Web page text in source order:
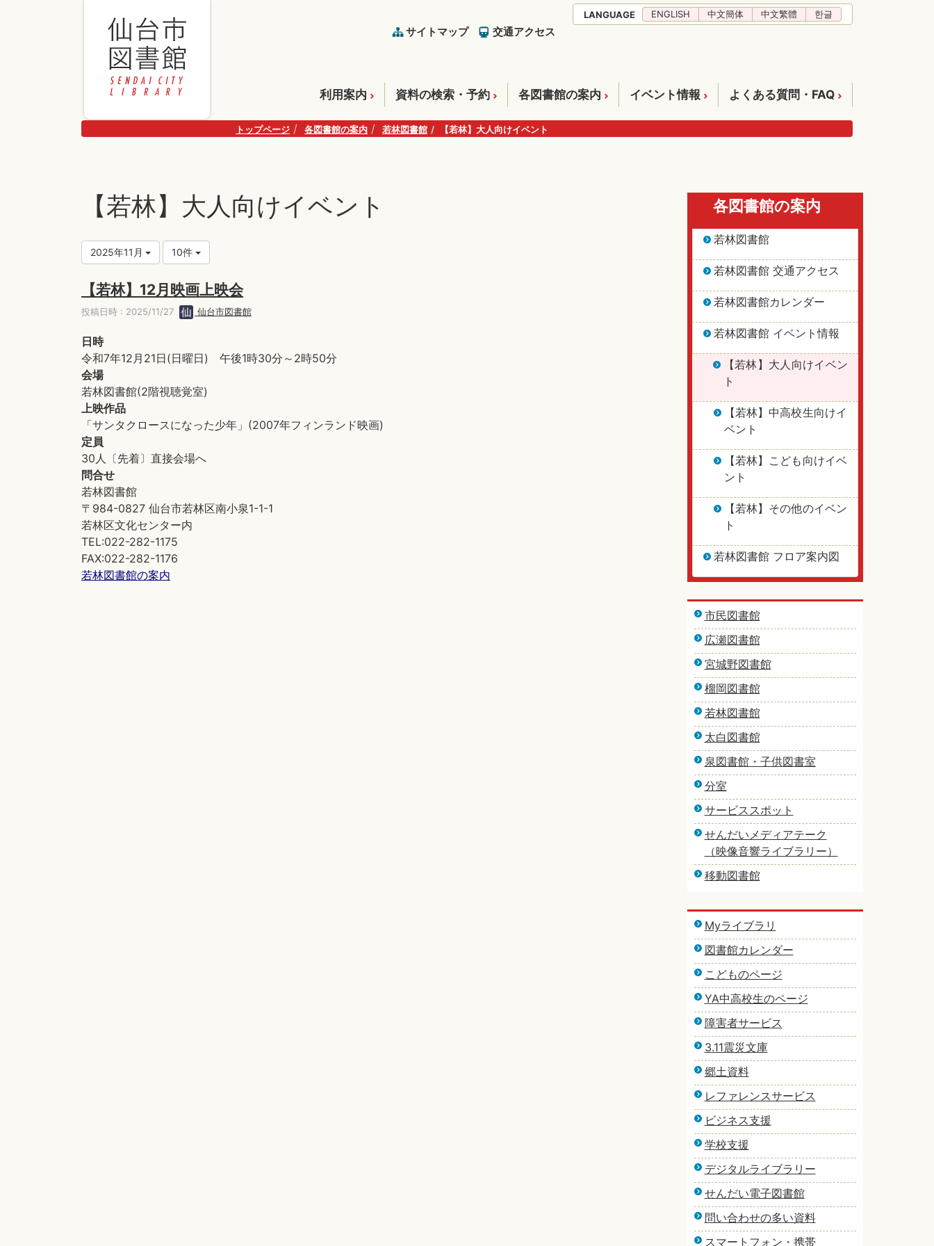
サイトマップ 交通アクセス
LANGUAGE ENGLISH 中文簡体 中文繁體 한글
利用案内 資料の検索・予約 各図書館の案内 イベント情報 よくある質問・FAQ
トップページ 各図書館の案内 若林図書館 【若林】大人向けイベント
【若林】大人向けイベント
2025年11月 10件
【若林】12月映画上映会
投稿日時 : 2025/11/27 仙台市図書館
日時
令和7年12月21日(日曜日) 午後1時30分～2時50分
会場
若林図書館(2階視聴覚室)
上映作品
「サンタクロースになった少年」(2007年フィンランド映画)
定員
30人〔先着〕直接会場へ
問合せ
若林図書館
〒984-0827 仙台市若林区南小泉1-1-1
若林区文化センター内
TEL:022-282-1175
FAX:022-282-1176
若林図書館の案内
各図書館の案内
若林図書館
若林図書館 交通アクセス
若林図書館カレンダー
若林図書館 イベント情報
【若林】大人向けイベン
ト
【若林】中高校生向けイ
ベント
【若林】こども向けイベ
ント
【若林】その他のイベン
ト
若林図書館 フロア案内図
市民図書館
広瀬図書館
宮城野図書館
榴岡図書館
若林図書館
太白図書館
泉図書館・子供図書室
分室
サービススポット
せんだいメディアテーク
（映像音響ライブラリー）
移動図書館
Myライブラリ
図書館カレンダー
こどものページ
YA中高校生のページ
障害者サービス
3.11震災文庫
郷土資料
レファレンスサービス
ビジネス支援
学校支援
デジタルライブラリー
せんだい電子図書館
問い合わせの多い資料
スマートフォン・携帯